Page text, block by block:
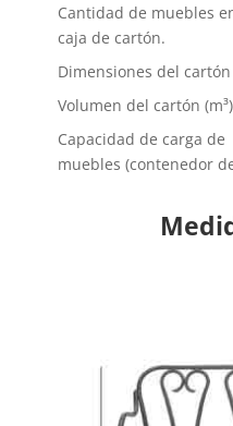
Cantidad de muebles
caja de cartón.
Dimensiones del cartón
Volumen del cartón (m³)
Capacidad de carga de
muebles (contenedor de